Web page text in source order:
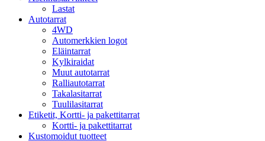
Lastat
Autotarrat
4WD
Automerkkien logot
Eläintarrat
Kylkiraidat
Muut autotarrat
Ralliautotarrat
Takalasitarrat
Tuulilasitarrat
Etiketit, Kortti- ja pakettitarrat
Kortti- ja pakettitarrat
Kustomoidut tuotteet